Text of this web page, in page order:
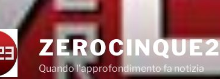
Quando l'approfondimento fa notizia